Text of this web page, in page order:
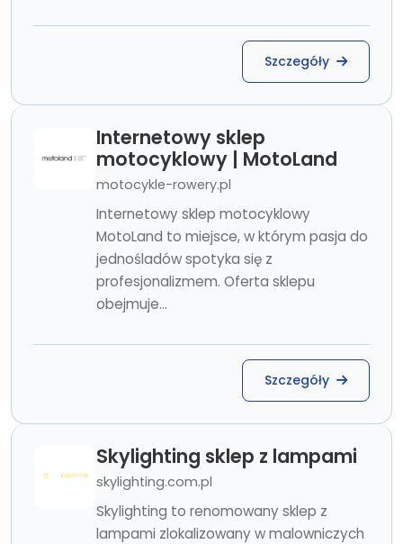
Szczegóły
Internetowy sklep
motocyklowy | MotoLand
motocykle-rowery.pl
Internetowy sklep motocyklowy
MotoLand to miejsce, w którym pasja do
jednośladów spotyka się z
profesjonalizmem. Oferta sklepu
obejmuje...
Szczegóły
Skylighting sklep z lampami
skylighting.com.pl
Skylighting to renomowany sklep z
lampami zlokalizowany w malowniczych